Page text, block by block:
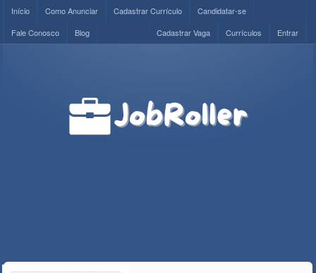
Início Como Anunciar Cadastrar Currículo
Candidatar-se
Fale Conosco
Blog Entrar
Currículos
Cadastrar Vaga